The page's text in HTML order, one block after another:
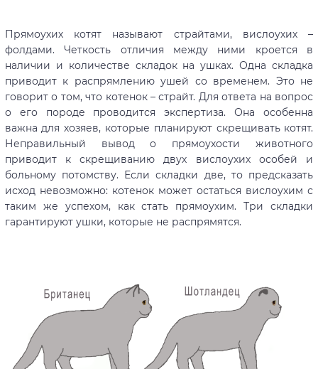
Прямоухих котят называют страйтами, вислоухих –
фолдами. Четкость отличия между ними кроется в
наличии и количестве складок на ушках. Одна складка
приводит к распрямлению ушей со временем. Это не
говорит о том, что котенок – страйт. Для ответа на вопрос
о его породе проводится экспертиза. Она особенна
важна для хозяев, которые планируют скрещивать котят.
Неправильный вывод о прямоухости животного
приводит к скрещиванию двух вислоухих особей и
больному потомству. Если складки две, то предсказать
исход невозможно: котенок может остаться вислоухим с
таким же успехом, как стать прямоухим. Три складки
гарантируют ушки, которые не распрямятся.